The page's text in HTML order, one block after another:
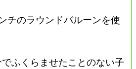
チのラウンドバルーンを使
ふくらませたことのない子